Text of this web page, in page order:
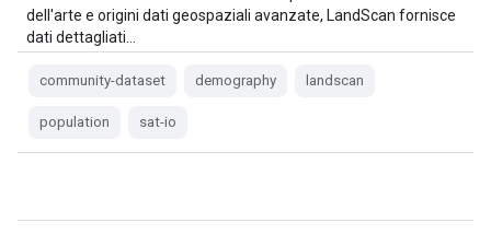
dell'arte e origini dati geospaziali avanzate, LandScan fornisce
dati dettagliati…
community-dataset demography landscan
population sat-io